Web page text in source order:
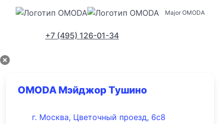
Major OMODA
+7 (495) 126-01-34
Адреса салонов
OMODA Мэйджор Тушино
г. Москва, Цветочный проезд, 6с8